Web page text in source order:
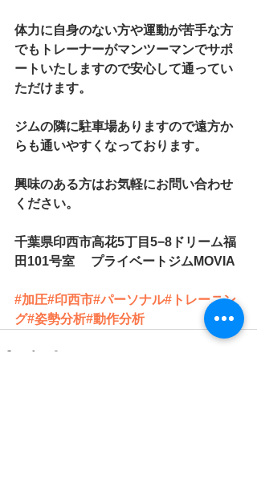
体力に自身のない方や運動が苦手な方
でもトレーナーがマンツーマンでサポ
ートいたしますので安心して通ってい
ただけます。
ジムの隣に駐車場ありますので遠方か
らも通いやすくなっております。
興味のある方はお気軽にお問い合わせ
ください。
千葉県印西市高花5丁目5−8ドリーム福
田101号室　 プライベートジムMOVIA
#加圧#印西市#パーソナル#トレーニン
グ#姿勢分析#動作分析